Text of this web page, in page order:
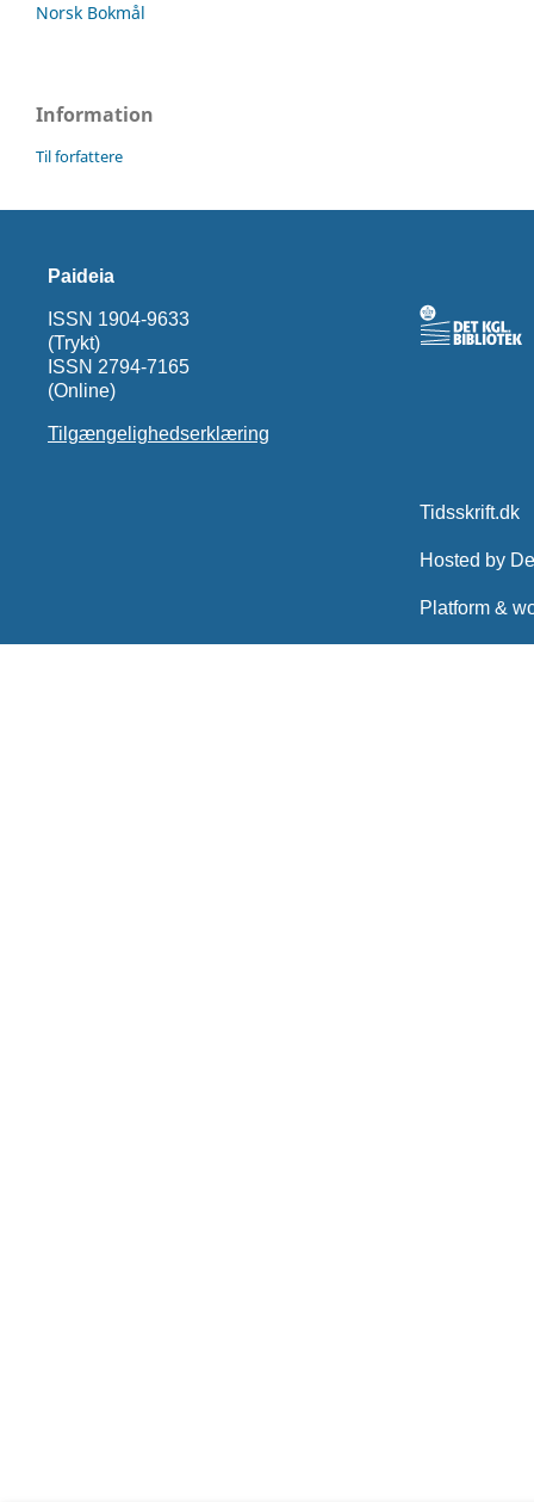
Norsk Bokmål
Information
Til forfattere
Paideia
ISSN 1904-9633
(Trykt)
ISSN 2794-7165
(Online)
Tilgængelighedserklæring